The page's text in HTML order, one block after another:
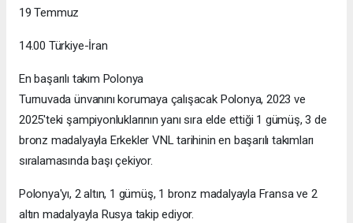
19 Temmuz
14.00 Türkiye-İran
En başarılı takım Polonya
Turnuvada ünvanını korumaya çalışacak Polonya, 2023 ve
2025'teki şampiyonluklarının yanı sıra elde ettiği 1 gümüş, 3 de
bronz madalyayla Erkekler VNL tarihinin en başarılı takımları
sıralamasında başı çekiyor.
Polonya'yı, 2 altın, 1 gümüş, 1 bronz madalyayla Fransa ve 2
altın madalyayla Rusya takip ediyor.